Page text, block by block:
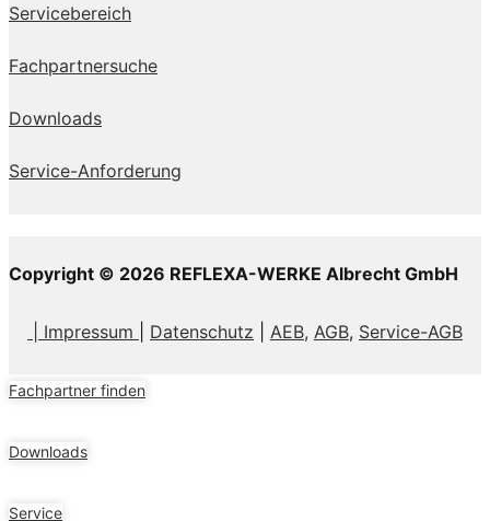
Servicebereich
Fachpartnersuche
Downloads
Service-Anforderung
Copyright © 2026 REFLEXA-WERKE Albrecht GmbH
| Impressum Datenschutz AEB, AGB, Service-AGB
Fachpartner finden
Downloads
Service